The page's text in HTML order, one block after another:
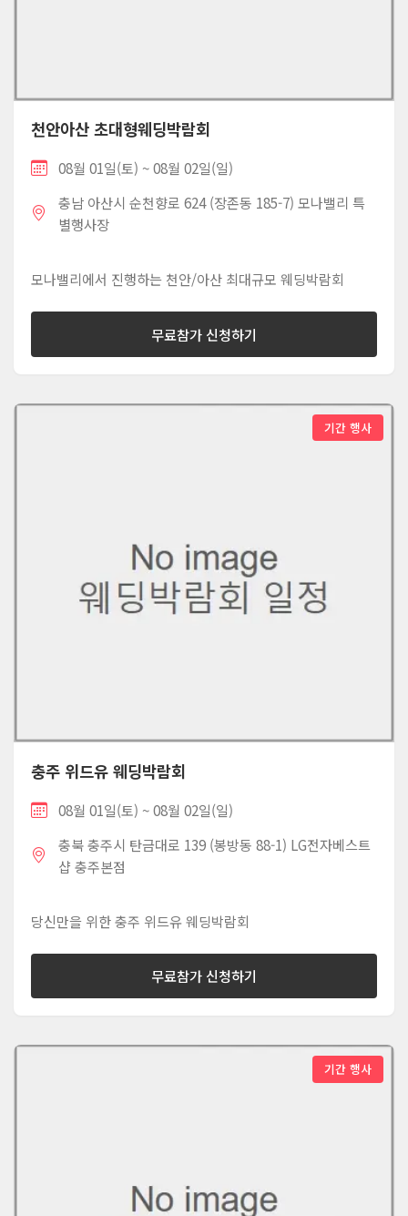
천안아산 초대형웨딩박람회
08월 01일(토) ~ 08월 02일(일)
충남 아산시 순천향로 624 (장존동 185-7) 모나밸리 특
별행사장
모나밸리에서 진행하는 천안/아산 최대규모 웨딩박람회
무료참가 신청하기
기간 행사
충주 위드유 웨딩박람회
08월 01일(토) ~ 08월 02일(일)
충북 충주시 탄금대로 139 (봉방동 88-1) LG전자베스트
샵 충주본점
당신만을 위한 충주 위드유 웨딩박람회
무료참가 신청하기
기간 행사